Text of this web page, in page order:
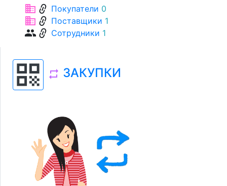
businesslink Покупатели 0
businesslink Поставщики 1
grouplink Сотрудники 1
qr_code repeat ЗАКУПКИ